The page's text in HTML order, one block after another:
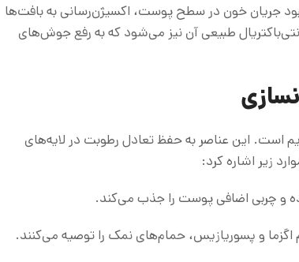
جریان خون در سطح پوست، اکسیژن‌رسانی به بافت‌ها
طبیعی آن نیز می‌شود که به رفع جوش‌های
است. این عناصر به حفظ تعادل رطوبت در لایه‌های
زیر اشاره کرد:
و چربی اضافی پوست را جذب می‌کند.
اگزما و پسوریازیس، حمام‌های نمک را توصیه می‌کنند.